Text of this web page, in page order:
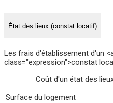
État des lieux (constat locatif)
Les frais d'établissement d'un
class="expression">constat
Coût d'un état des
Surface du logement